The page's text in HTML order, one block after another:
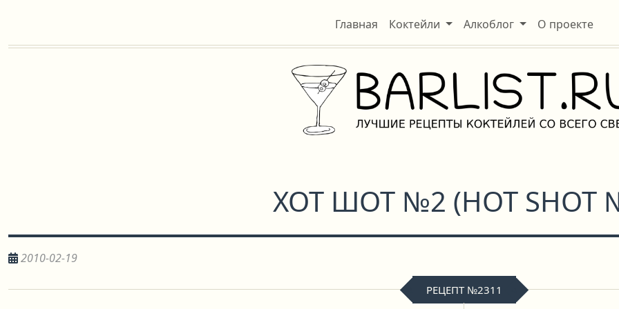
Главная Коктейли Алкоблог О проекте
ХОТ ШОТ №2 (HOT SHOT
2010-02-19
РЕЦЕПТ №2311